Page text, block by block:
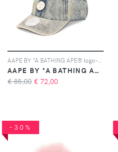
AAPE BY *A BATHING APE®
€ 85,00 € 72,00
-30%